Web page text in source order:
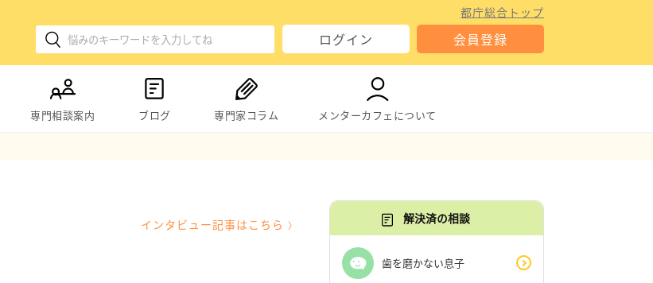
都庁総合トップ
ログイン 会員登録
専門相談案内 ブログ 専門家コラム メンターカフェについて
インタビュー記事はこちら 解決済の相談
歯を磨かない息子